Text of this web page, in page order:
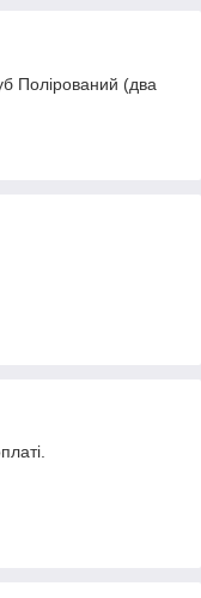
Полірований (два